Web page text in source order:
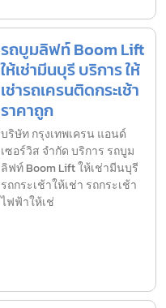
รถบูมลิฟท์ Boom Lift
ให้เช่ามีนบุรี บริการ ให้
เช่ารถเครนติดกระเช้า
ราคาถูก
บริษัท กรุงเทพเครน แอนด์
เซอร์วิส จำกัด บริการ รถบูม
ลิฟท์ Boom Lift ให้เช่ามีนบุรี
รถกระเช้าให้เช่า รถกระเช้า
ไฟฟ้าให้เช่